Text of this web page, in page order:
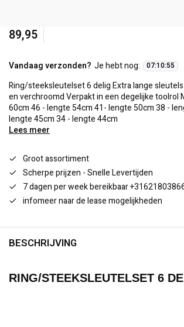
89,95
Vandaag verzonden? Je hebt nog: 07:10:54
Ring/steeksleutelset 6 delig Extra lange
en verchroomd Verpakt in een degelijke toolrol
60cm 46 - lengte 54cm 41- lengte 50cm 38 -
lengte 45cm 34 - lengte 44cm
Lees meer
Groot assortiment
Scherpe prijzen - Snelle Levertijden
7 dagen per week bereikbaar
infomeer naar de lease mogelijkheden
BESCHRIJVING
RING/STEEKSLEUTELSET 6